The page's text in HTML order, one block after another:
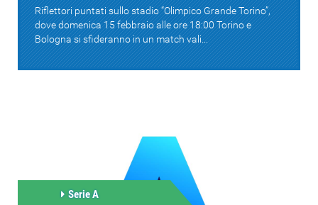
Riflettori puntati sullo stadio “Olimpico Grande Torino”,
dove domenica 15 febbraio alle ore 18:00 Torino e
Bologna si sfideranno in un match vali...
Serie A